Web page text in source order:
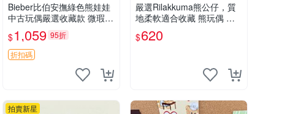
Bieber比伯安撫綠色熊娃娃
中古玩偶嚴選收藏款 微瑕輕
度使用 Bieber綠熊娃娃 中
古玩偶 微瑕
$1,059 95折
折扣碼
嚴選Rilakkuma熊公仔，質
地柔軟適合收藏 熊玩偶 柔
軟 公仔 收藏
$620
拍賣新星